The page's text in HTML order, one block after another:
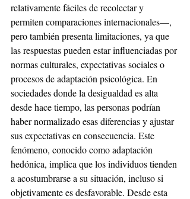
relativamente fáciles de recolectar y
permiten comparaciones internacionales—,
pero también presenta limitaciones, ya que
las respuestas pueden estar influenciadas por
normas culturales, expectativas sociales o
procesos de adaptación psicológica. En
sociedades donde la desigualdad es alta
desde hace tiempo, las personas podrían
haber normalizado esas diferencias y ajustar
sus expectativas en consecuencia. Este
fenómeno, conocido como adaptación
hedónica, implica que los individuos tienden
a acostumbrarse a su situación, incluso si
objetivamente es desfavorable. Desde esta